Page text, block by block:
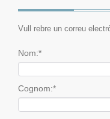
Vull rebre un correu
Nom:*
Cognom:*